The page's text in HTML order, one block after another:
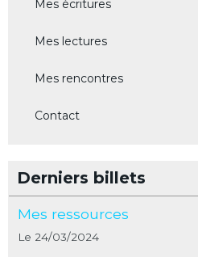
Mes écritures
Mes lectures
Mes rencontres
Contact
Derniers billets
Mes ressources
Le 24/03/2024